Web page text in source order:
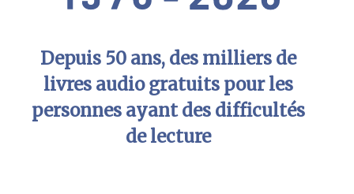
Depuis 50 ans, des milliers de
livres audio gratuits pour les
personnes ayant des difficultés
de lecture